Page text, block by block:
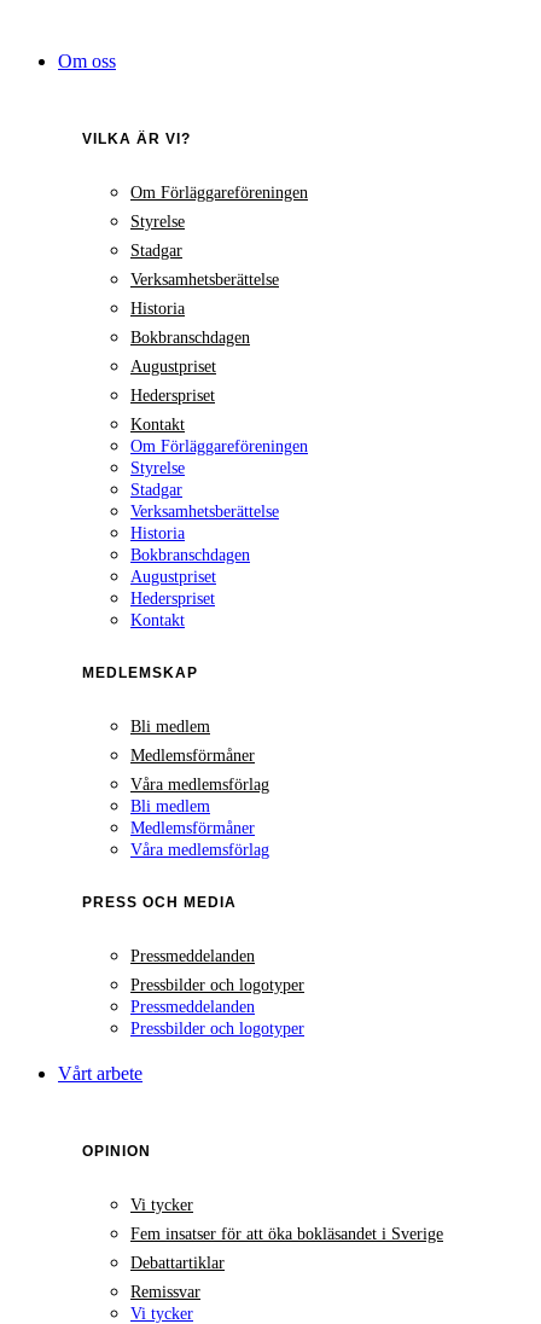
innehållOm oss
VILKA ÄR VI?
Om Förläggareföreningen
Styrelse
Stadgar
Verksamhetsberättelse
Historia
Bokbranschdagen
Augustpriset
Hederspriset
Kontakt
Om Förläggareföreningen
Styrelse
Stadgar
Verksamhetsberättelse
Historia
Bokbranschdagen
Augustpriset
Hederspriset
Kontakt
MEDLEMSKAP
Bli medlem
Medlemsförmåner
Våra medlemsförlag
Bli medlem
Medlemsförmåner
Våra medlemsförlag
PRESS OCH MEDIA
Pressmeddelanden
Pressbilder och logotyper
Pressmeddelanden
Pressbilder och logotyper
Vårt arbete
OPINION
Vi tycker
Fem insatser för att öka bokläsandet i Sverige
Debattartiklar
Remissvar
Vi tycker